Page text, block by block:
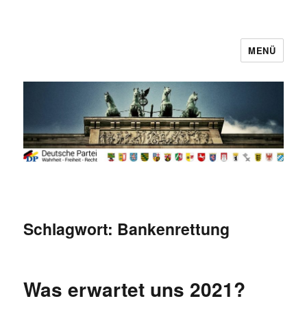
MENÜ
Schlagwort: Bankenrettung
Was erwartet uns 2021?